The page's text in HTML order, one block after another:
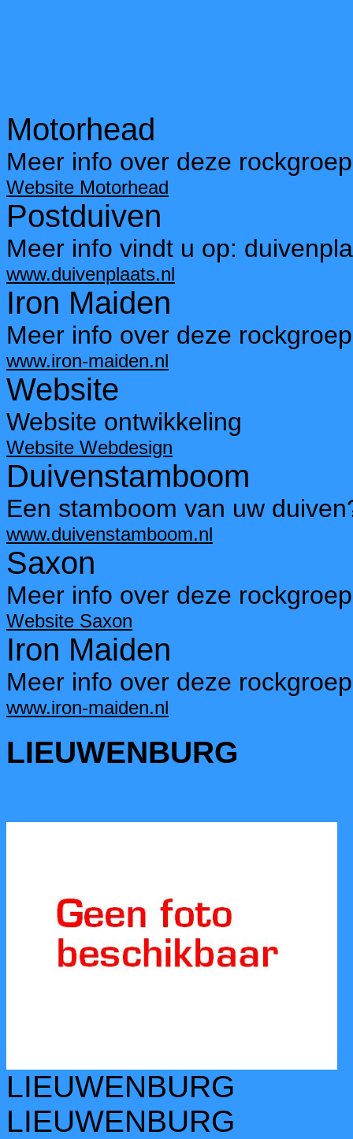
Motorhead
Meer info over deze
Website Motorhead
Postduiven
Meer info vindt u op:
www.duivenplaats.nl
Iron Maiden
Meer info over deze
www.iron-maiden.nl
Website
Website ontwikkeling
Website Webdesign
Duivenstamboom
Een stamboom van uw
www.duivenstamboom.nl
Saxon
Meer info over deze
Website Saxon
Iron Maiden
Meer info over deze
www.iron-maiden.nl
LIEUWENBURG
LIEUWENBURG
LIEUWENBURG